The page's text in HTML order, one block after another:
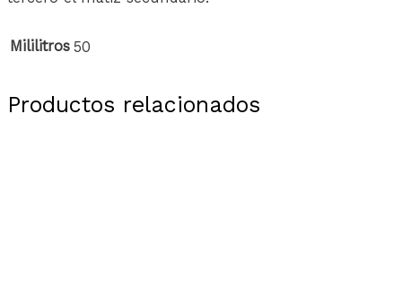
Mililitros 50
Productos relacionados